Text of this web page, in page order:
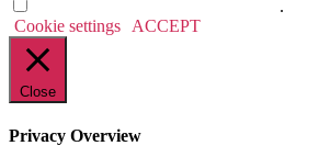
.
Cookie settings
ACCEPT
Close
Privacy Overview